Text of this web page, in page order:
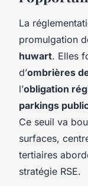
La
promulgation
huwart. Elles
d’ombrières
l’obligation
parkings
Ce seuil va
surfaces,
tertiaires
stratégie RSE.